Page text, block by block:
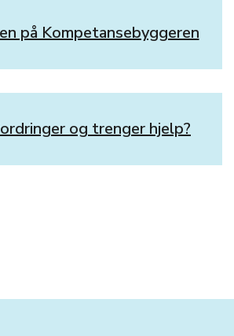
på Kompetansebyggeren
og trenger hjelp?